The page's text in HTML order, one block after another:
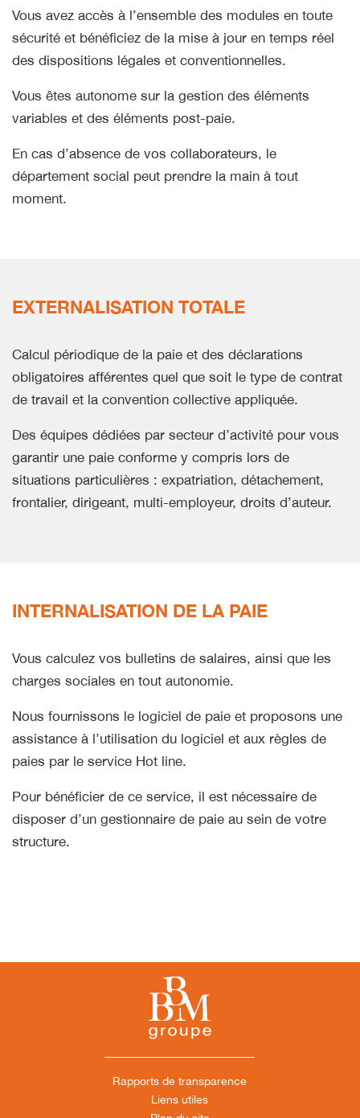
Vous avez accès à l’ensemble des modules en toute
sécurité et bénéficiez de la mise à jour en temps réel
des dispositions légales et conventionnelles.
Vous êtes autonome sur la gestion des éléments
variables et des éléments post-paie.
En cas d’absence de vos collaborateurs, le
département social peut prendre la main à tout
moment.
EXTERNALISATION TOTALE
Calcul périodique de la paie et des déclarations
obligatoires afférentes quel que soit le type de contrat
de travail et la convention collective appliquée.
Des équipes dédiées par secteur d’activité pour vous
garantir une paie conforme y compris lors de
situations particulières : expatriation, détachement,
frontalier, dirigeant, multi-employeur, droits d’auteur.
INTERNALISATION DE LA PAIE
Vous calculez vos bulletins de salaires, ainsi que les
charges sociales en tout autonomie.
Nous fournissons le logiciel de paie et proposons une
assistance à l’utilisation du logiciel et aux règles de
paies par le service Hot line.
Pour bénéficier de ce service, il est nécessaire de
disposer d’un gestionnaire de paie au sein de votre
structure.
Rapports de transparence
Liens utiles